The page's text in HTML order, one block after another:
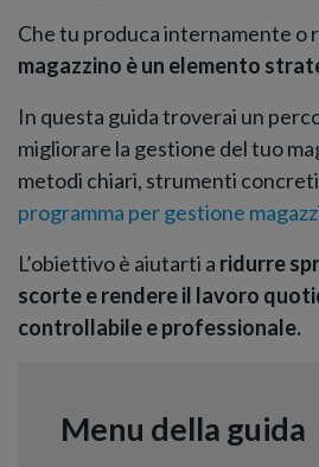
Che tu produca internamente o
magazzino è un elemento
In questa guida troverai un
migliorare la gestione del tuo
metodi chiari, strumenti
programma per gestione
L’obiettivo è aiutarti a ridurre
scorte e rendere il lavoro
controllabile e professionale.